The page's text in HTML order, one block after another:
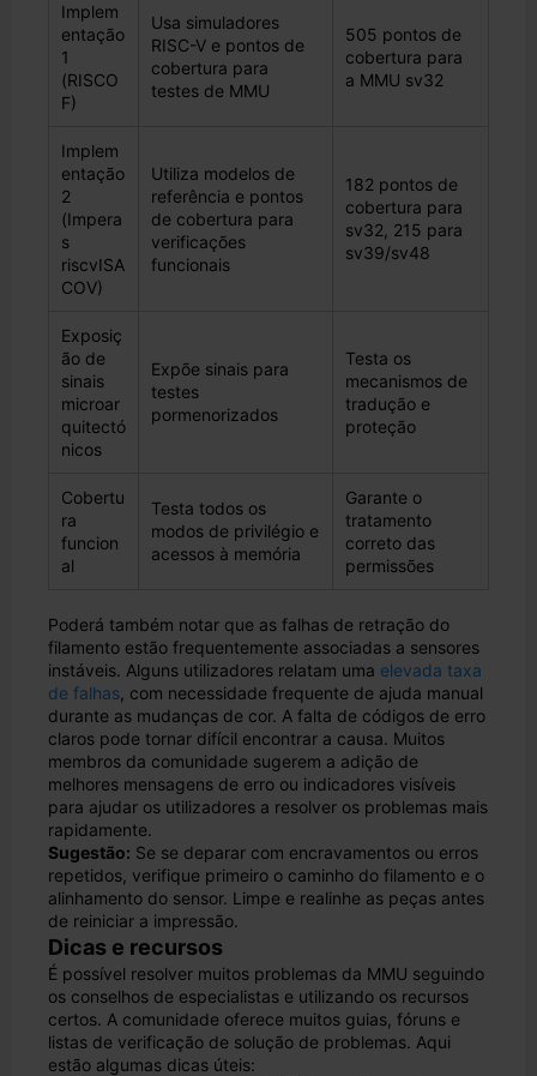
Implem
entação
1
(RISCO
F)
Usa simuladores
RISC-V e pontos de
cobertura para
testes de MMU
505 pontos de
cobertura para
a MMU sv32
Implem
entação
2
(Impera
s
riscvISA
COV)
Utiliza modelos de
referência e pontos
de cobertura para
verificações
funcionais
182 pontos de
cobertura para
sv32, 215 para
sv39/sv48
Exposiç
ão de
sinais
microar
quitectó
nicos
Expõe sinais para
testes
pormenorizados
Testa os
mecanismos de
tradução e
proteção
Cobertu
ra
funcion
al
Testa todos os
modos de privilégio e
acessos à memória
Garante o
tratamento
correto das
permissões
Poderá também notar que as falhas de retração do
filamento estão frequentemente associadas a sensores
instáveis. Alguns utilizadores relatam uma elevada taxa
de falhas , com necessidade frequente de ajuda manual
durante as mudanças de cor. A falta de códigos de erro
claros pode tornar difícil encontrar a causa. Muitos
membros da comunidade sugerem a adição de
melhores mensagens de erro ou indicadores visíveis
para ajudar os utilizadores a resolver os problemas mais
rapidamente.
Sugestão: Se se deparar com encravamentos ou erros
repetidos, verifique primeiro o caminho do filamento e o
alinhamento do sensor. Limpe e realinhe as peças antes
de reiniciar a impressão.
Dicas e recursos
É possível resolver muitos problemas da MMU seguindo
os conselhos de especialistas e utilizando os recursos
certos. A comunidade oferece muitos guias, fóruns e
listas de verificação de solução de problemas. Aqui
estão algumas dicas úteis: